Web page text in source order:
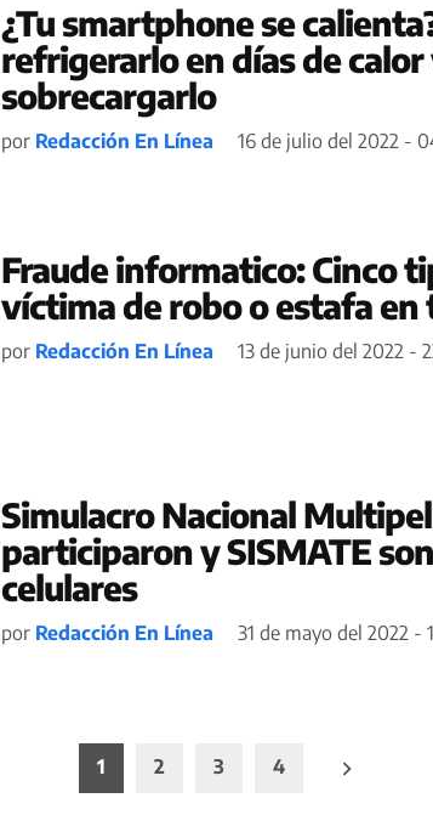
¿Tu smartphone se
refrigerarlo en días de
sobrecargarlo
por Redacción En Línea 16 de julio del 2022 -
Fraude informatico: Cinco
víctima de robo o estafa
por Redacción En Línea 13 de junio del 2022 -
Simulacro Nacional
participaron y SISMATE
celulares
por Redacción En Línea 31 de mayo del 2022 -
1 2 3 4